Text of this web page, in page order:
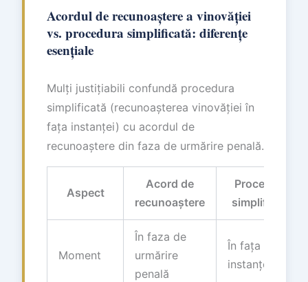
Acordul de recunoaștere a vinovăției
vs. procedura simplificată: diferențe
esențiale
Mulți justițiabili confundă procedura
simplificată (recunoașterea vinovăției în
fața instanței) cu acordul de
recunoaștere din faza de urmărire penală.
Aspect
Acord de
recunoaștere
Procedura
simplificată
Moment
În faza de
urmărire
penală
În fața
instanței